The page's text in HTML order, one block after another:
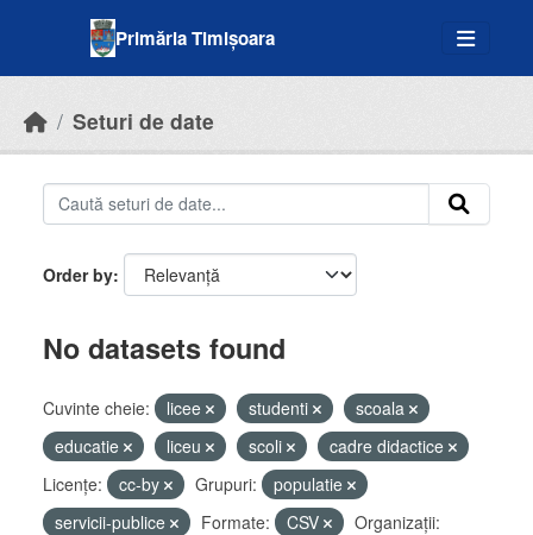
Primăria Timișoara
Seturi de date
Order by
No datasets found
Cuvinte cheie: licee studenti
scoala
educatie
liceu scoli
cadre didactice
Licenţe:
cc-by Grupuri:
populatie
servicii-publice
Formate: CSV
Organizații: